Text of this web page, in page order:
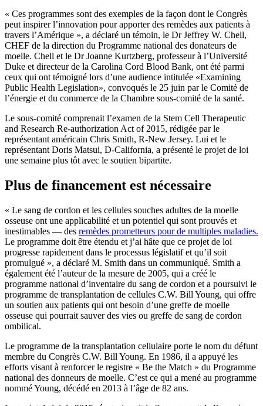
« Ces programmes sont des exemples de la façon dont le Congrès
peut inspirer l’innovation pour apporter des remèdes aux patients à
travers l’Amérique », a déclaré un témoin, le Dr Jeffrey W. Chell,
CHEF de la direction du Programme national des donateurs de
moelle. Chell et le Dr Joanne Kurtzberg, professeur à l’Université
Duke et directeur de la Carolina Cord Blood Bank, ont été parmi
ceux qui ont témoigné lors d’une audience intitulée «Examining
Public Health Legislation», convoqués le 25 juin par le Comité de
l’énergie et du commerce de la Chambre sous-comité de la santé.
Le sous-comité comprenait l’examen de la Stem Cell Therapeutic
and Research Re-authorization Act of 2015, rédigée par le
représentant américain Chris Smith, R-New Jersey. Lui et le
représentant Doris Matsui, D-California, a présenté le projet de loi
une semaine plus tôt avec le soutien bipartite.
Plus de financement est nécessaire
« Le sang de cordon et les cellules souches adultes de la moelle
osseuse ont une applicabilité et un potentiel qui sont prouvés et
inestimables — des remèdes prometteurs pour de multiples maladies.
Le programme doit être étendu et j’ai hâte que ce projet de loi
progresse rapidement dans le processus législatif et qu’il soit
promulgué », a déclaré M. Smith dans un communiqué. Smith a
également été l’auteur de la mesure de 2005, qui a créé le
programme national d’inventaire du sang de cordon et a poursuivi le
programme de transplantation de cellules C.W. Bill Young, qui offre
un soutien aux patients qui ont besoin d’une greffe de moelle
osseuse qui pourrait sauver des vies ou greffe de sang de cordon
ombilical.
Le programme de la transplantation cellulaire porte le nom du défunt
membre du Congrès C.W. Bill Young. En 1986, il a appuyé les
efforts visant à renforcer le registre « Be the Match » du Programme
national des donneurs de moelle. C’est ce qui a mené au programme
nommé Young, décédé en 2013 à l’âge de 82 ans.